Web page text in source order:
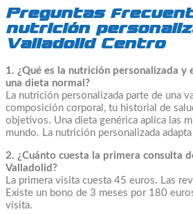
Preguntas
nutrición
Valladolid Centro
1. ¿Qué es la nutrición personalizada y
una dieta normal?
La nutrición personalizada parte de una
composición corporal, tu historial de
objetivos. Una dieta genérica aplica las
mundo. La nutrición personalizada
2. ¿Cuánto cuesta la primera consulta
Valladolid?
La primera visita cuesta 45 euros. Las
Existe un bono de 3 meses por 180
visita.